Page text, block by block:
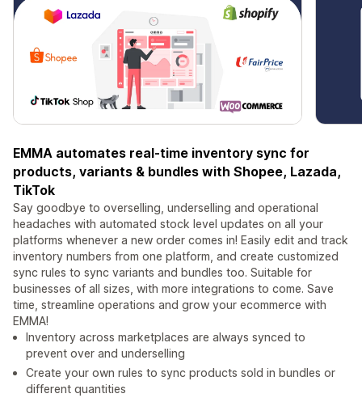
EMMA automates real-time inventory sync for
products, variants & bundles with Shopee, Lazada,
TikTok
Say goodbye to overselling, underselling and operational
headaches with automated stock level updates on all your
platforms whenever a new order comes in! Easily edit and track
inventory numbers from one platform, and create customized
sync rules to sync variants and bundles too. Suitable for
businesses of all sizes, with more integrations to come. Save
time, streamline operations and grow your ecommerce with
EMMA!
Inventory across marketplaces are always synced to
prevent over and underselling
Create your own rules to sync products sold in bundles or
different quantities